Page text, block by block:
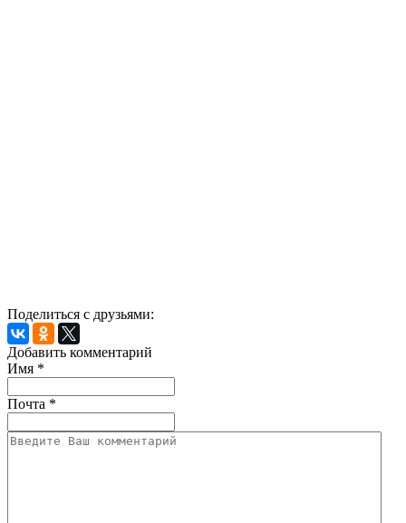
Поделиться с друзьями:
Добавить комментарий
Имя *
Почта *